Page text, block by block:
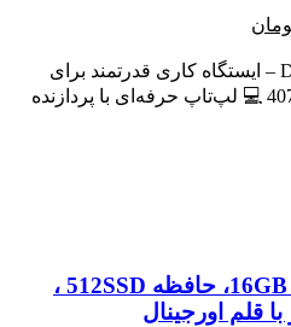
تومان
14,500,000 تومان
است.
🔥لپ تاپ Dell Precision M4800 – ایستگاه کاری قدرتمند برای
لپ تاپ/تبلت HP X2 ، رم 16GB، حافظه 512SSD ،
قلم اورجینال